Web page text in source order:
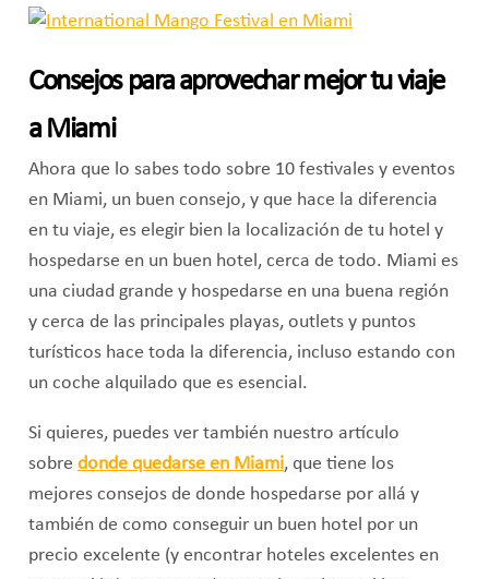
Consejos para aprovechar mejor tu viaje
a Miami
Ahora que lo sabes todo sobre 10 festivales y eventos
en Miami, un buen consejo, y que hace la diferencia
en tu viaje, es elegir bien la localización de tu hotel y
hospedarse en un buen hotel, cerca de todo. Miami es
una ciudad grande y hospedarse en una buena región
y cerca de las principales playas, outlets y puntos
turísticos hace toda la diferencia, incluso estando con
un coche alquilado que es esencial.
Si quieres, puedes ver también nuestro artículo
sobre donde quedarse en Miami, que tiene los
mejores consejos de donde hospedarse por allá y
también de como conseguir un buen hotel por un
precio excelente (y encontrar hoteles excelentes en